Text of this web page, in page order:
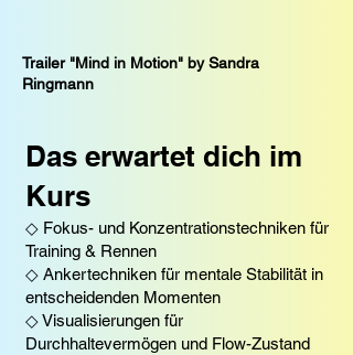
Trailer "Mind in Motion" by Sandra
Ringmann
Das erwartet dich im
Kurs
◇ Fokus- und Konzentrationstechniken für
Training & Rennen
◇ Ankertechniken für mentale Stabilität in
entscheidenden Momenten
◇ Visualisierungen für
Durchhaltevermögen und Flow-Zustand